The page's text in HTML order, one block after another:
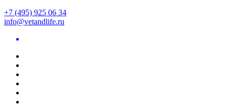
+7 (495) 925 06 34
info@vetandlife.ru